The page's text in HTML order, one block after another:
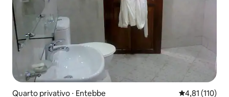
Quarto privativo ⋅ Entebbe 4,81 de uma
4,81 (110)